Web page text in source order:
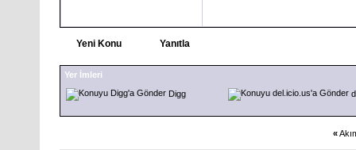
Yeni Konu Yanıtla
Yer İmleri
Digg
«